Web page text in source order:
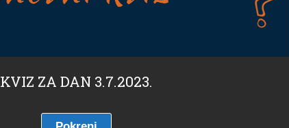
KVIZ ZA DAN 3.7.2023.